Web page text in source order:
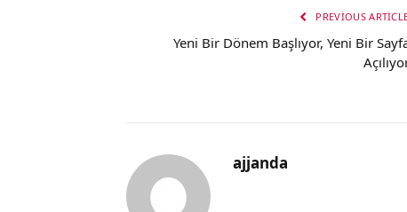
PREVIOUS
Yeni Bir Dönem Başlıyor, Yeni Bir
ajjanda